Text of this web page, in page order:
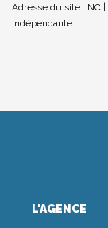
Adresse du site : NC |
indépendante
L'AGENCE